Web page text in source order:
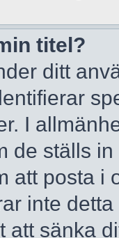
titel?
ditt
I
de ställs
att posta i
inte
att sänka